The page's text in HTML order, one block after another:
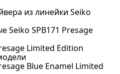
из линейки Seiko
Seiko SPB171 Presage
Limited Edition
Blue Enamel Limited